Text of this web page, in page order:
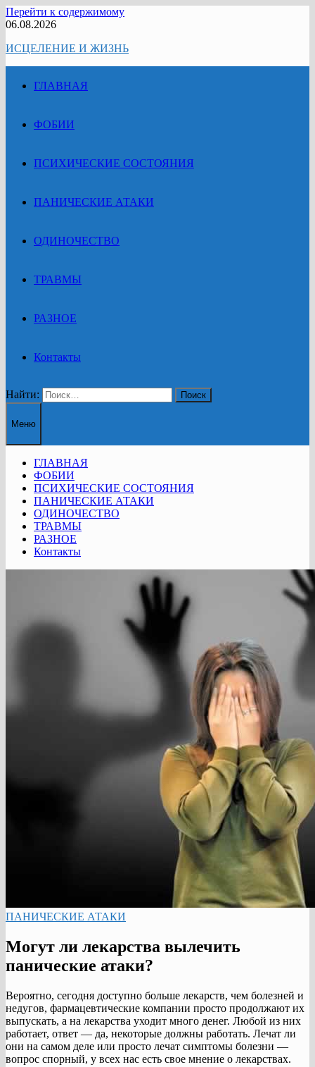
Перейти к содержимому
06.08.2026
ИСЦЕЛЕНИЕ И ЖИЗНЬ
ГЛАВНАЯ
ФОБИИ
ПСИХИЧЕСКИЕ СОСТОЯНИЯ
ПАНИЧЕСКИЕ АТАКИ
ОДИНОЧЕСТВО
ТРАВМЫ
РАЗНОЕ
Контакты
Найти:
Меню
ГЛАВНАЯ
ФОБИИ
ПСИХИЧЕСКИЕ СОСТОЯНИЯ
ПАНИЧЕСКИЕ АТАКИ
ОДИНОЧЕСТВО
ТРАВМЫ
РАЗНОЕ
Контакты
ПАНИЧЕСКИЕ АТАКИ
Могут ли лекарства вылечить
панические атаки?
Вероятно, сегодня доступно больше лекарств, чем болезней и
недугов, фармацевтические компании просто продолжают их
выпускать, а на лекарства уходит много денег. Любой из них
работает, ответ — да, некоторые должны работать. Лечат ли
они на самом деле или просто лечат симптомы болезни —
вопрос спорный, у всех нас есть свое мнение о лекарствах.